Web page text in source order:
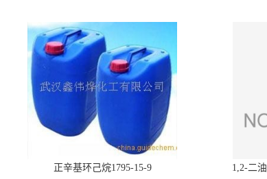
正辛基环己烷1795-15-9 1,2-二